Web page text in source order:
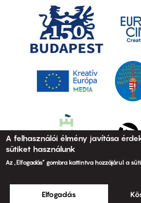
A felhasználói élmény javítása
sütiket használunk
Az „Elfogadás” gombra kattintva hozzájárul a
Elfogadás